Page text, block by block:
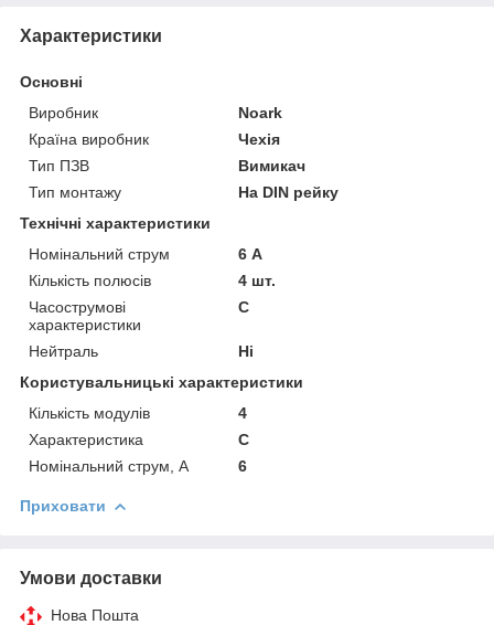
Характеристики
Основні
Виробник
Noark
Країна виробник
Чехія
Тип ПЗВ
Вимикач
Тип монтажу
На DIN рейку
Технічні характеристики
Номінальний струм
6 А
Кількість полюсів
4 шт.
Часострумові
характеристики
C
Нейтраль
Ні
Користувальницькі характеристики
Кількість модулів
4
Характеристика
C
Номінальний струм, А
6
Приховати
Умови доставки
Нова Пошта